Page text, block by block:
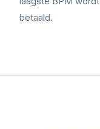
betaald.